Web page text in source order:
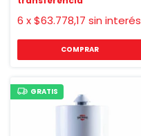
6 x$63.778,17 sin interés
GRATIS